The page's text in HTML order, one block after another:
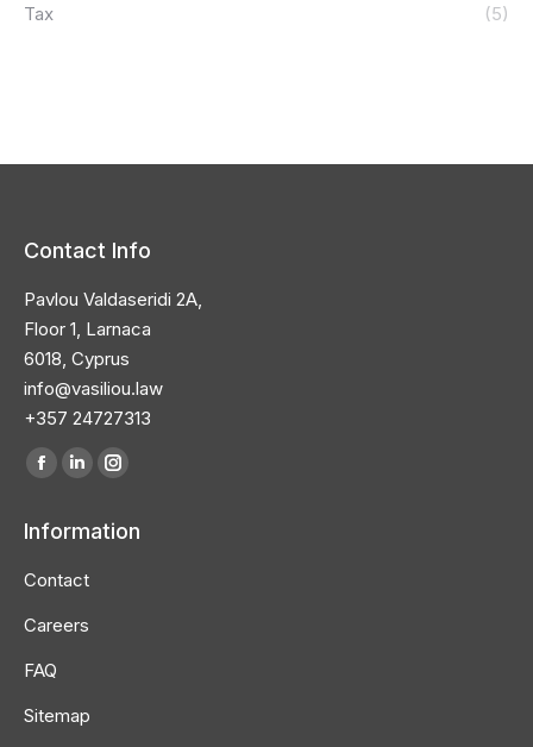
Tax
(5)
Contact Info
Pavlou Valdaseridi 2A,
Floor 1, Larnaca
6018, Cyprus
info@vasiliou.law
+357 24727313
Find us on:
Facebook
opens
window
Linkedin
opens
window
Instagram
opens
Information
Contact
Careers
FAQ
Sitemap